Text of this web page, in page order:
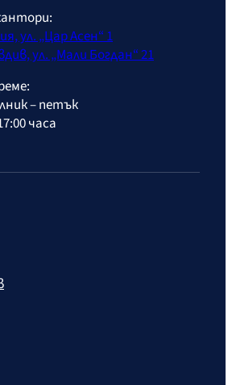
ул. „Цар Асен“ 1
ул. „Мали Богдан“ 21
– петък
часа